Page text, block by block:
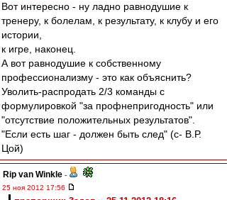
Вот интересно - ну ладно равнодушие к
тренеру, к болелам, к результату, к клубу и его
истории,
к игре, наконец.
А вот равнодушие к собственному
профессионализму - это как объяснить?
Уволить-распродать 2/3 команды с
формулировкой "за профнепригодность" или
"отсутствие положительных результатов".
"Если есть шаг - должен быть след" (с- В.Р.
Цой)
Rip van Winkle -
25 ноя 2012 17:56